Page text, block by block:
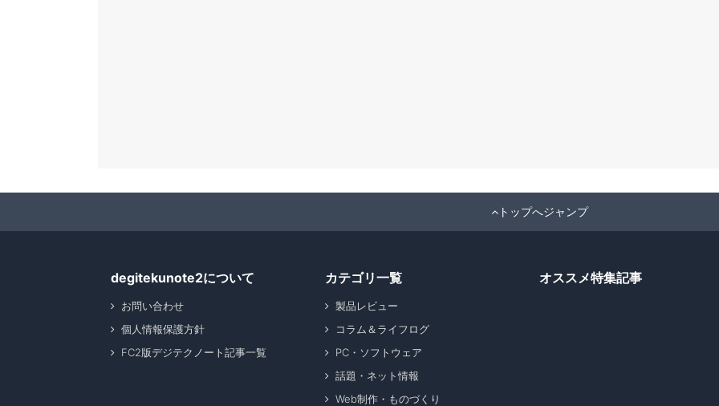
トップへジャンプ
degitekunote2について
お問い合わせ
個人情報保護方針
FC2版デジテクノート記事一覧
カテゴリ一覧
製品レビュー
コラム＆ライフログ
PC・ソフトウェア
話題・ネット情報
Web制作・ものづくり
オススメ特集記事